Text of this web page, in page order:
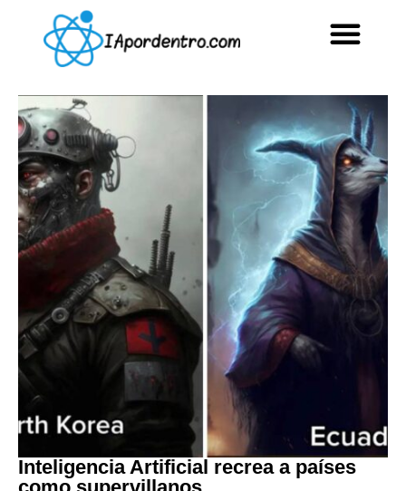
Inteligencia Artificial recrea a países